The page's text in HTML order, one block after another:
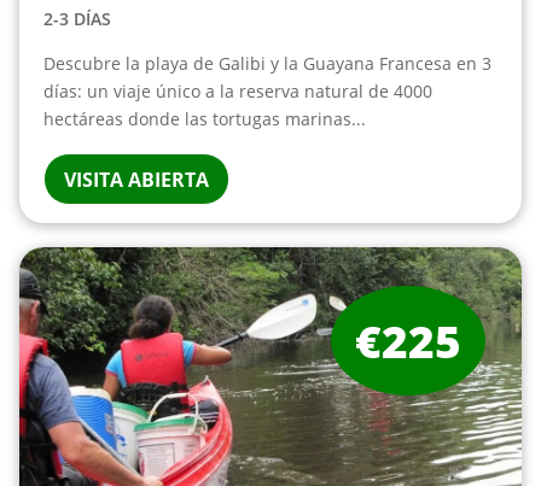
2-3 DÍAS
Descubre la playa de Galibi y la Guayana Francesa en 3
días: un viaje único a la reserva natural de 4000
hectáreas donde las tortugas marinas...
VISITA ABIERTA
€225